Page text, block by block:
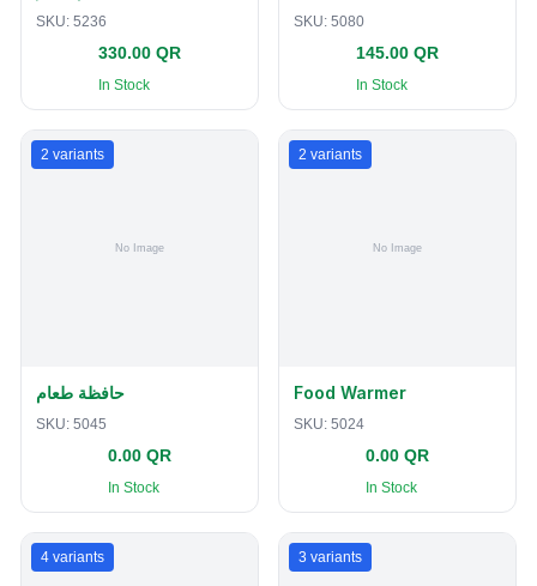
SKU: 5236
330.00 QR
In Stock
SKU: 5080
145.00 QR
In Stock
2 variants
حافظة طعام
SKU: 5045
0.00 QR
In Stock
2 variants
Food Warmer
SKU: 5024
0.00 QR
In Stock
4 variants 3 variants